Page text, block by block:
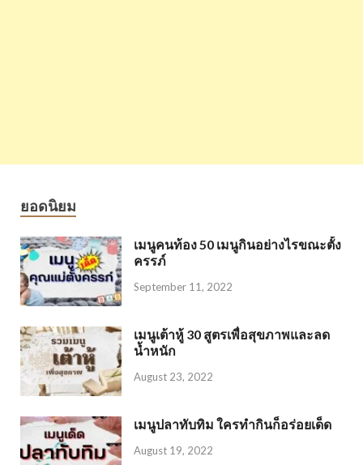
ยอดนิยม
เมนูคนท้อง 50 เมนูกินอย่างไรขณะตั้ง
ครรภ์
September 11, 2022
เมนูเต้าหู้ 30 สูตรเพื่อสุขภาพและลด
น้ำหนัก
August 23, 2022
เมนูปลาทับทิม ใครทำกินก็อร่อยเด็ด
August 19, 2022